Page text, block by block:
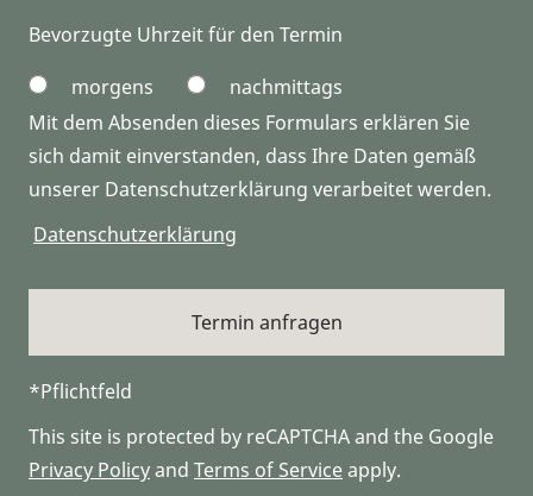
Bevorzugte Uhrzeit für den Termin
morgens
nachmittags
Mit dem Absenden dieses Formulars erklären Sie
sich damit einverstanden, dass Ihre Daten gemäß
unserer Datenschutzerklärung verarbeitet werden.
Datenschutzerklärung
*Pflichtfeld
This site is protected by reCAPTCHA and the Google
Privacy Policyand Terms of Serviceapply.